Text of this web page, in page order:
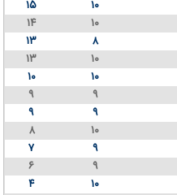
۱۰
۱۵
۱۰
۱۴
۸
۱۳
۱۰
۱۳
۱۰
۱۰
۹
۹
۹
۹
۱۰
۸
۹
۷
۹
۶
۱۰ ۴